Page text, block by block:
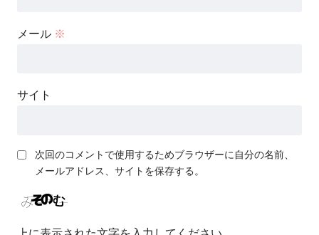
メール ※
サイト
次回のコメントで使用するためブラウザーに自分の名前、
メールアドレス、サイトを保存する。